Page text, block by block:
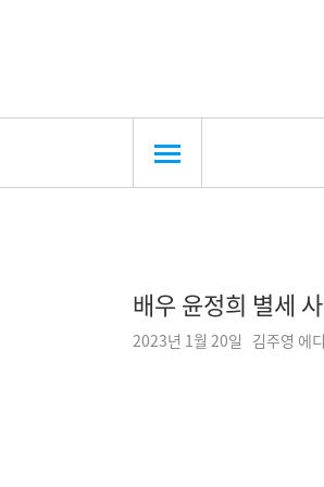
배우 윤정희 별세
2023년 1월 20일 김주영 에